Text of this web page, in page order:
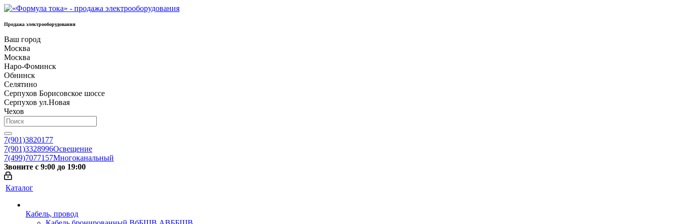
Продажа электрооборудования
Ваш город
Москва
Москва
Наро-Фоминск
Обнинск
Селятино
Серпухов Борисовское шоссе
Серпухов ул.Новая
Чехов
7(901)3820177
7(901)3328996Освещение
7(499)7077157Многоканальный
Звоните с 9:00 до 19:00
Каталог
Кабель, провод